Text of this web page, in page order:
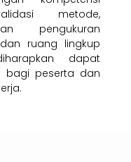
metode,
pengukuran
ruang lingkup
dapat
bagi peserta dan